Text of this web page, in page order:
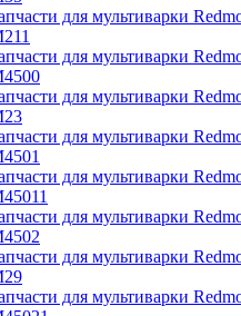
для мультиварки
для мультиварки
для мультиварки
для мультиварки
для мультиварки
для мультиварки
для мультиварки
для мультиварки